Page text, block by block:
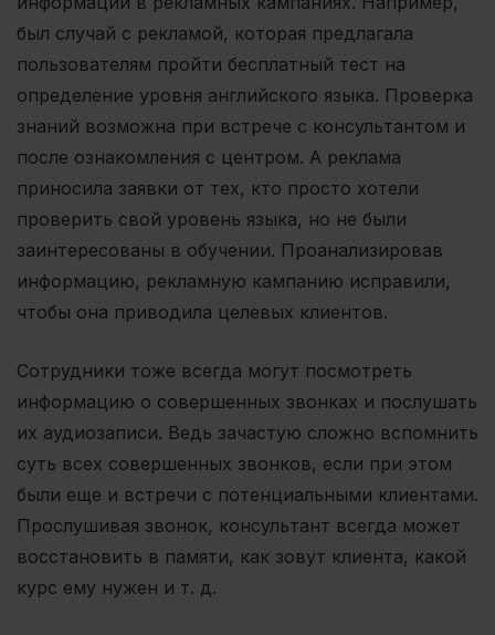
был случай с рекламой, которая предлагала
пользователям пройти бесплатный тест на
определение уровня английского языка. Проверка
знаний возможна при встрече с консультантом и
после ознакомления с центром. А реклама
приносила заявки от тех, кто просто хотели
проверить свой уровень языка, но не были
заинтересованы в обучении. Проанализировав
информацию, рекламную кампанию исправили,
чтобы она приводила целевых клиентов.
Сотрудники тоже всегда могут посмотреть
информацию о совершенных звонках и послушать
их аудиозаписи. Ведь зачастую сложно вспомнить
суть всех совершенных звонков, если при этом
были еще и встречи с потенциальными клиентами.
Прослушивая звонок, консультант всегда может
восстановить в памяти, как зовут клиента, какой
курс ему нужен и т. д.